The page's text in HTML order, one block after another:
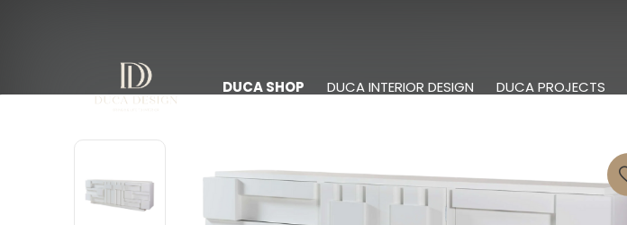
DUCA SHOP DUCA INTERIOR DESIGN DUCA PROJECTS